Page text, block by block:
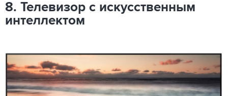
8. Телевизор с искусственным
интеллектом